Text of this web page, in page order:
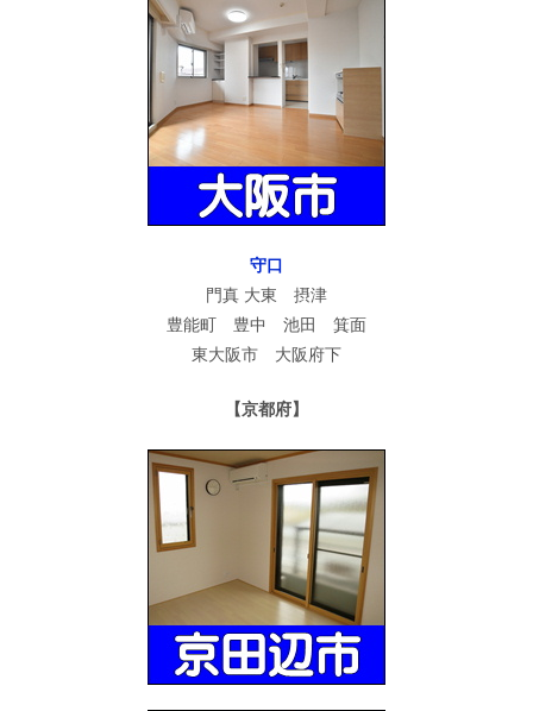
守口
門真 大東 摂津
豊能町 豊中 池田 箕面
東大阪市 大阪府下
【京都府】